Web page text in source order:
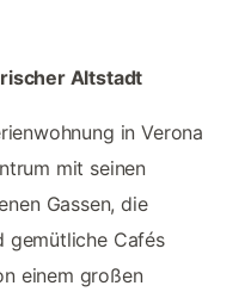
Altstadt
in Verona
mit seinen
Gassen, die
gemütliche Cafés
einem großen